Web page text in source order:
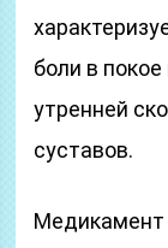
боли в
утренней
суставов.
Медикамент